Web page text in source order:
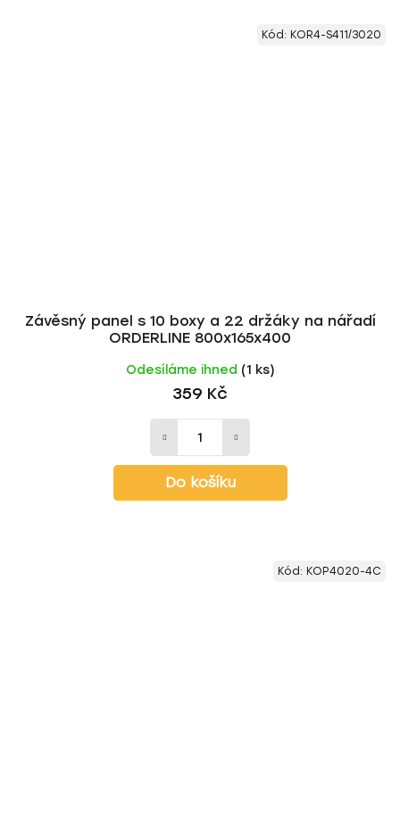
Závěsný panel s 10 boxy a 22 držáky na nářadí
ORDERLINE 800x165x400
Odesíláme ihned (1 ks)
359 Kč
Do košíku
Kód: KOR4-S411/3020
Kód: KOP4020-4C